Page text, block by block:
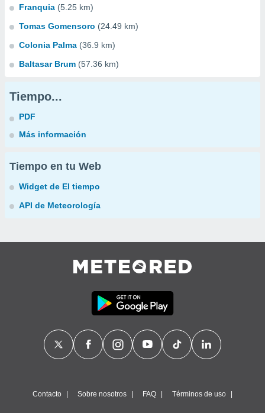
Franquia (5.25 km)
Tomas Gomensoro (24.49 km)
Colonia Palma (36.9 km)
Baltasar Brum (57.36 km)
Tiempo...
PDF
Más información
Tiempo en tu Web
Widget de El tiempo
API de Meteorología
Contacto Sobre nosotros FAQ Términos de uso